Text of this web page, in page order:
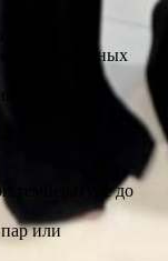
в
солнечных
— изделие
температуре до
или